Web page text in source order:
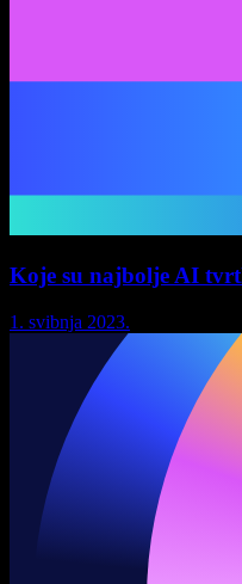
Koje su najbolje AI
1. svibnja 2023.